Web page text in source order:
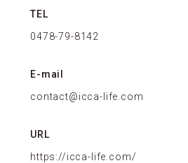
TEL
0478-79-8142
E-mail
contact@icca-life.com
URL
https://icca-life.com/